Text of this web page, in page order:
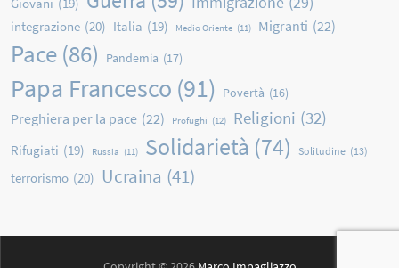
integrazione (20) Italia (19) Medio Oriente (11) Migranti (22)
Pace (86) Pandemia (17)
Papa Francesco (91) Povertà (16)
Preghiera per la pace (22) Profughi (12) Religioni (32)
Rifugiati (19) Russia (11) Solidarietà (74) Solitudine (13)
terrorismo (20) Ucraina (41)